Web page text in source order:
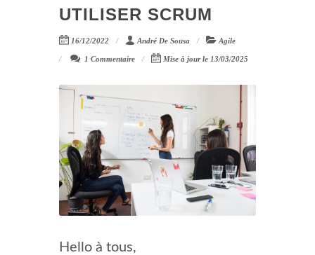
UTILISER SCRUM
16/12/2022 André De Sousa Agile
1 Commentaire Mise à jour le 13/03/2025
Hello à tous,